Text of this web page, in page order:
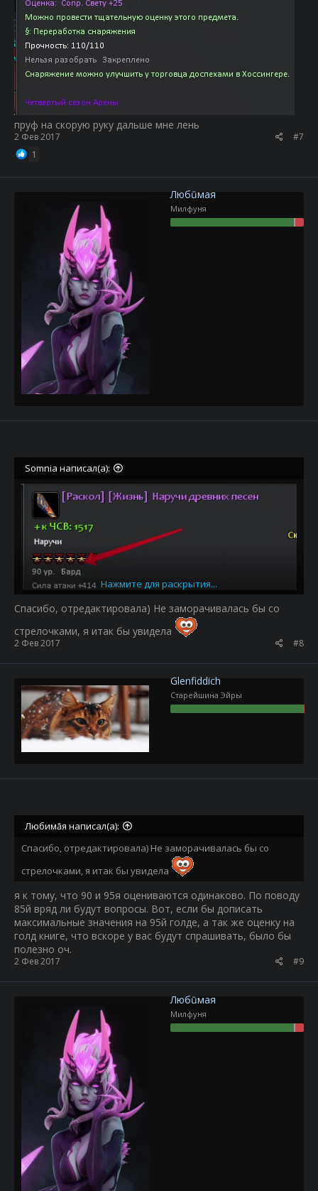
пруф на скорую руку дальше мне лень
2 Фев 2017 #7
1
Любūмая
Милфуня
Somnia написал(а):
пруф на скорую руку дальше мне лень
Нажмите для раскрытия...
Спасибо, отредактировала) Не заморачивалась бы со
стрелочками, я итак бы увидела
2 Фев 2017 #8
Glenfiddich
Старейшина Эйры
Любимāя написал(а):
Спасибо, отредактировала) Не заморачивалась бы со
стрелочками, я итак бы увидела
я к тому, что 90 и 95я оцениваются одинаково. По поводу
85й вряд ли будут вопросы. Вот, если бы дописать
максимальные значения на 95й голде, а так же оценку на
голд книге, что вскоре у вас будут спрашивать, было бы
полезно оч.
2 Фев 2017 #9
Любūмая
Милфуня